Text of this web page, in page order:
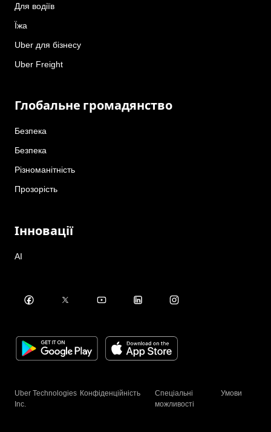
Для водіїв
Їжа
Uber для бізнесу
Uber Freight
Глобальне громадянство
Безпека
Безпека
Різноманітність
Прозорість
Інновації
AI
Uber Technologies
Inc.
Конфіденційність
Спеціальні
можливості
Умови